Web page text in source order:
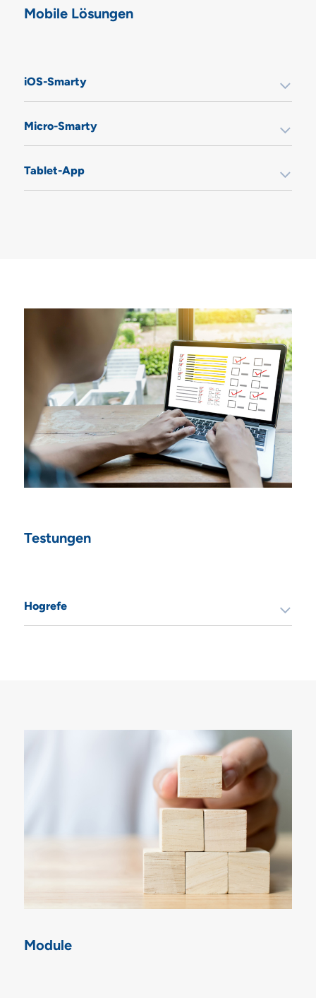
Mobile Lösungen
iOS-Smarty
Micro-Smarty
Tablet-App
Testungen
Hogrefe
Module